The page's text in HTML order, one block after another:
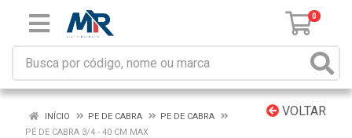
0
VOLTAR
INÍCIO PE DE CABRA
PE DE CABRA
PÉ DE CABRA 3/4 - 40 CM MAX